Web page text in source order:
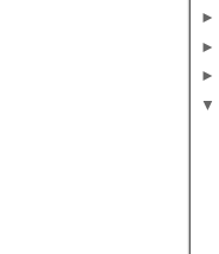
►
►
►
▼